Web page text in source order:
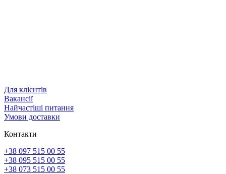
Для клієнтів
Вакансії
Найчастіші питання
Умови доставки
Контакти
+38 097 515 00 55
+38 095 515 00 55
+38 073 515 00 55